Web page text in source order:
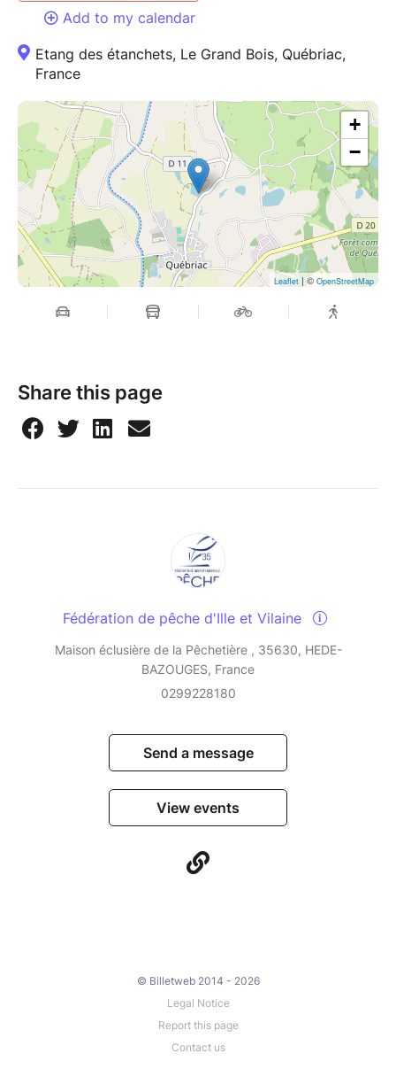
Add to my calendar
Etang des étanchets, Le Grand Bois, Québriac,
France
+
−
Leaflet | © OpenStreetMap
Share this page
Fédération de pêche d'Ille et Vilaine
Maison éclusière de la Pêchetière , 35630, HEDE-
BAZOUGES, France
0299228180
Send a message
View events
© Billetweb 2014 - 2026
Legal Notice
Report this page
Contact us